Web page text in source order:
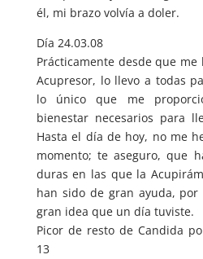
él, mi brazo volvía a doler.
Día 24.03.08
Prácticamente desde que
Acupresor, lo llevo a todas
lo único que me
bienestar necesarios para
Hasta el día de hoy, no me
momento; te aseguro, que
duras en las que la
han sido de gran ayuda, por
gran idea que un día tuviste.
Picor de resto de Candida
13